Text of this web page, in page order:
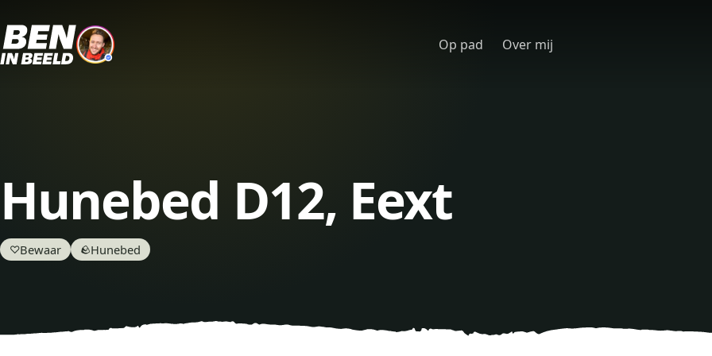
Op pad Over mij
Hunebed D12, Eext
♡Bewaar 🪨Hunebed